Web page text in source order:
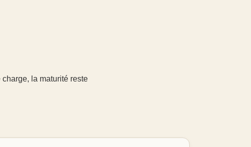
la maturité reste